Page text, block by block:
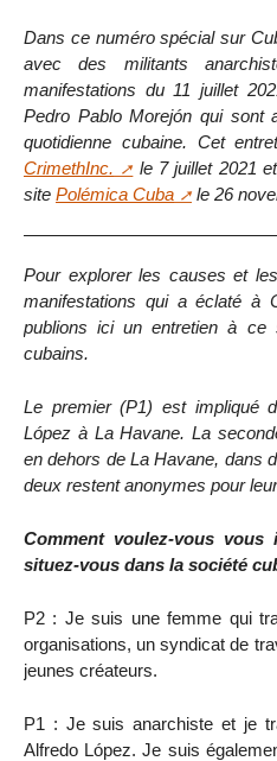
Dans ce numéro spécial sur
avec des militants
manifestations du 11 juillet
Pedro Pablo Morejón qui sont
quotidienne cubaine. Cet
CrimethInc.
le 7 juillet 2021
site Polémica Cuba le 26
Pour explorer les causes et
manifestations qui a éclaté à
publions ici un entretien à ce
cubains.
Le premier (P1) est impliqué
López à La Havane. La
en dehors de La Havane, dans
deux restent anonymes pour
Comment voulez-vous
situez-vous dans la société
P2 : Je suis une femme qui
organisations, un syndicat de
jeunes créateurs.
P1 : Je suis anarchiste et je
Alfredo López. Je suis